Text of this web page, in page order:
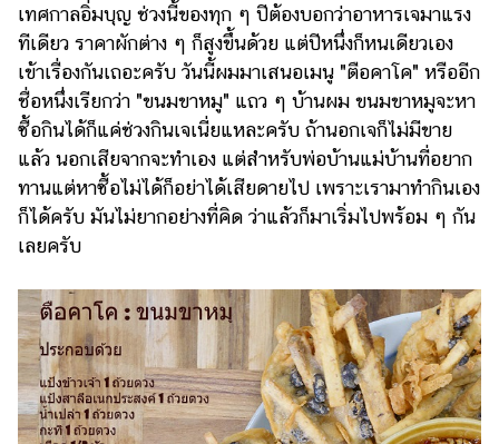
ราคา
น้ำมัน
วา
ไร
ตี้
แต่งงาน
และ
เด็ก
สัตว์
เลี้ยง
Infographic
เทศกาลอิ่มบุญ ช่วงนี้ของทุก ๆ ปีต้องบอกว่าอาหารเจมาแรง
ทีเดียว ราคาผักต่าง ๆ ก็สูงขึ้นด้วย แต่ปีหนึ่งก็หนเดียวเอง
เข้าเรื่องกันเถอะครับ วันนี้ผมมาเสนอเมนู "ตือคาโค" หรืออีก
ชื่อหนึ่งเรียกว่า "ขนมขาหมู" แถว ๆ บ้านผม ขนมขาหมูจะหา
ซื้อกินได้ก็แค่ช่วงกินเจเนี่ยแหละครับ ถ้านอกเจก็ไม่มีขาย
แล้ว นอกเสียจากจะทำเอง แต่สำหรับพ่อบ้านแม่บ้านที่อยาก
ทานแต่หาซื้อไม่ได้ก็อย่าได้เสียดายไป เพราะเรามาทำกินเอง
ก็ได้ครับ มันไม่ยากอย่างที่คิด ว่าแล้วก็มาเริ่มไปพร้อม ๆ กัน
เลยครับ